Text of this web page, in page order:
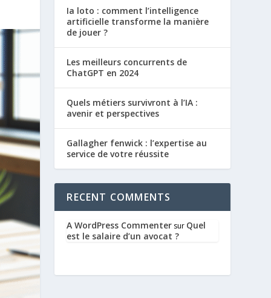
Ia loto : comment l’intelligence
artificielle transforme la manière
de jouer ?
Les meilleurs concurrents de
ChatGPT en 2024
Quels métiers survivront à l’IA :
avenir et perspectives
Gallagher fenwick : l’expertise au
service de votre réussite
RECENT COMMENTS
A WordPress Commenter sur Quel
est le salaire d’un avocat ?